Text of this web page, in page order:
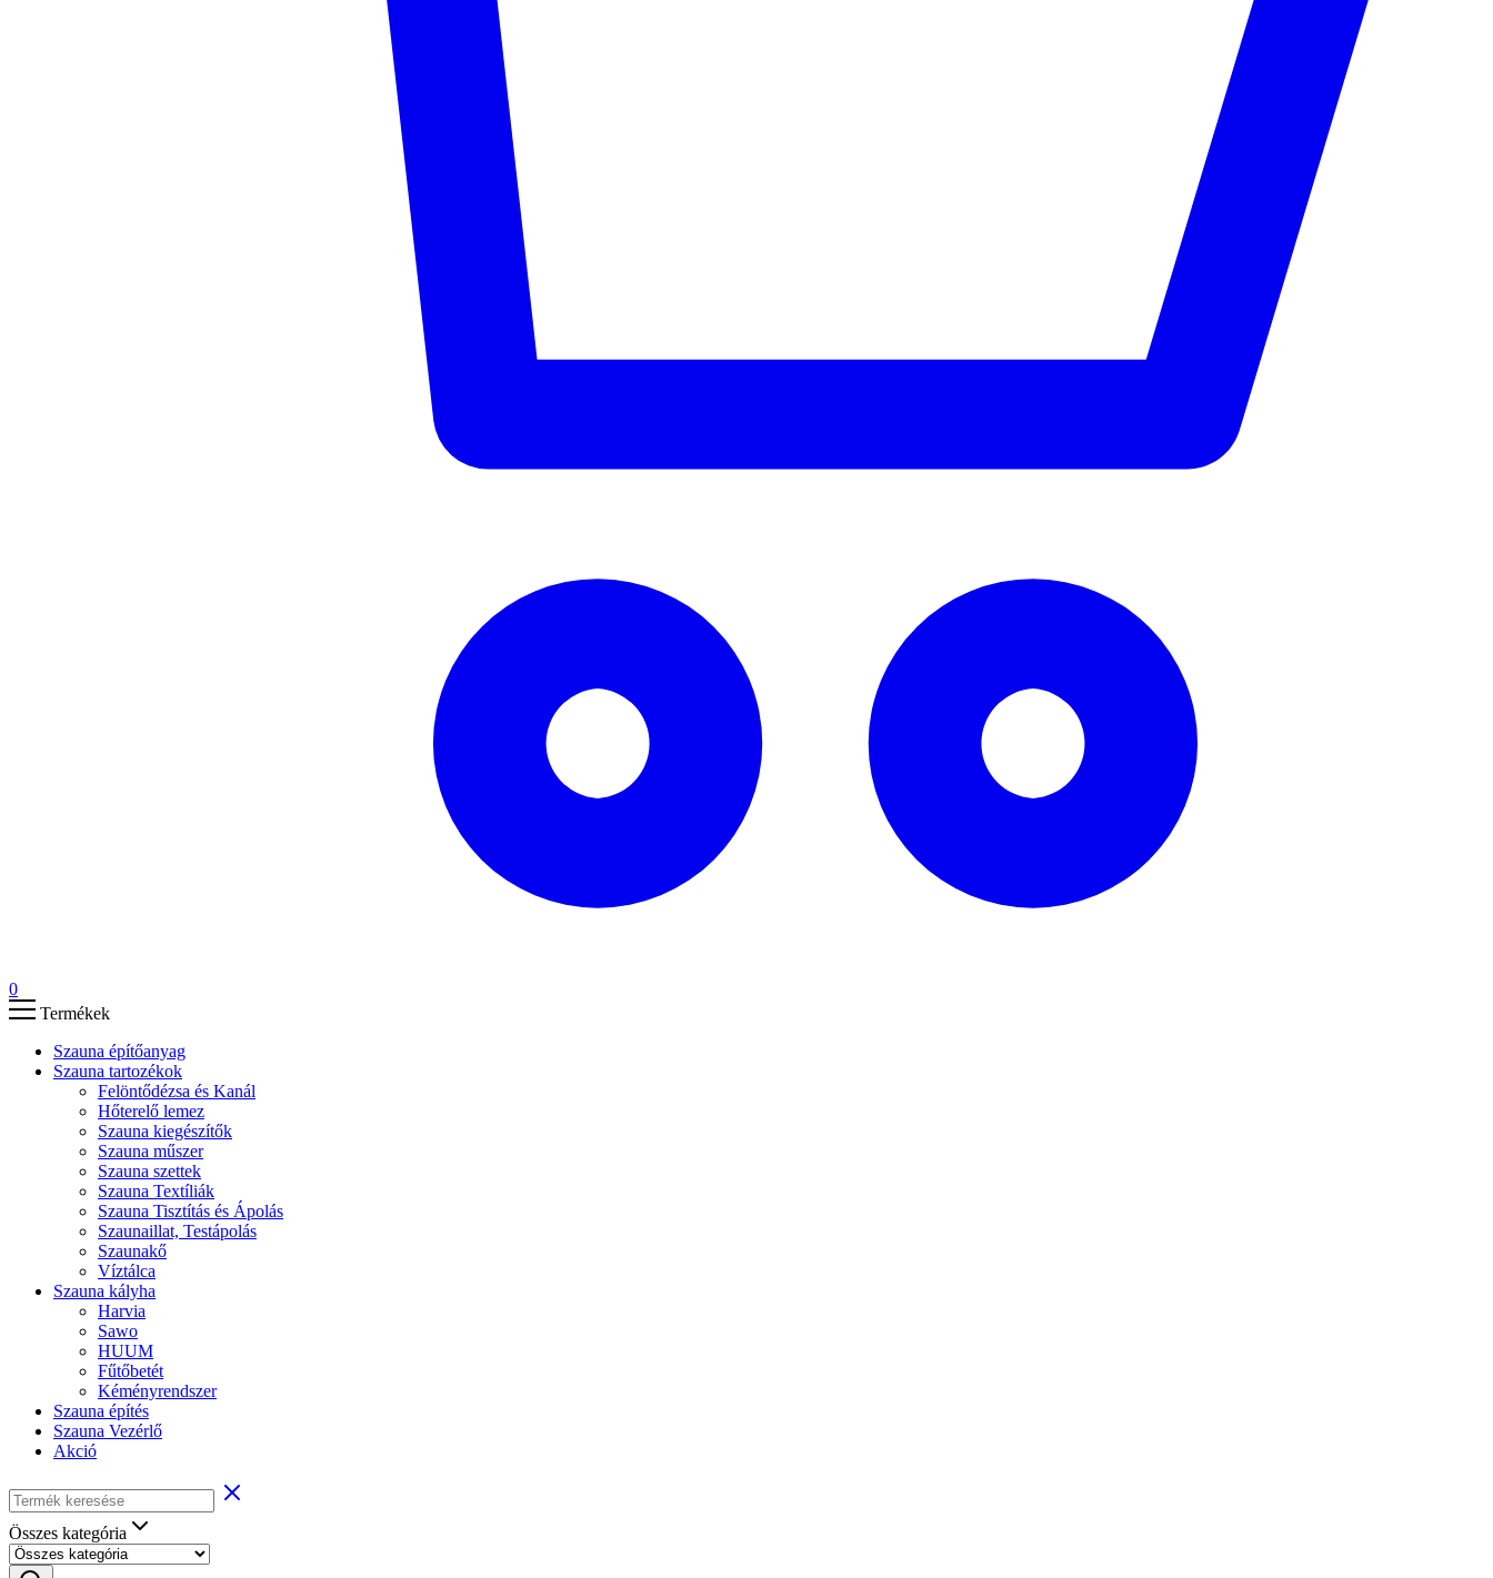
0
Termékek
Szauna építőanyag
Szauna tartozékok
Felöntődézsa és Kanál
Hőterelő lemez
Szauna kiegészítők
Szauna műszer
Szauna szettek
Szauna Textíliák
Szauna Tisztítás és Ápolás
Szaunaillat, Testápolás
Szaunakő
Víztálca
Szauna kályha
Harvia
Sawo
HUUM
Fűtőbetét
Kéményrendszer
Szauna építés
Szauna Vezérlő
Akció
Összes kategória